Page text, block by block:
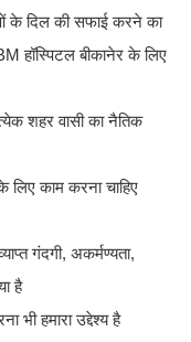
के दिल की सफाई करने का
हॉस्पिटल बीकानेर के लिए
शहर वासी का नैतिक
काम करना चाहिए
गंदगी, अकर्मण्यता,
है
भी हमारा उद्देश्य है